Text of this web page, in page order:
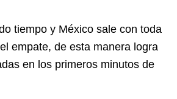
tiempo y México sale con toda
empate, de esta manera logra
en los primeros minutos de